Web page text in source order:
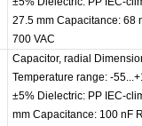
27.5 mm Capacitance: 68
700 VAC
Capacitor, radial
Temperature range: -
±5% Dielectric: PP IEC-
mm Capacitance: 100 nF